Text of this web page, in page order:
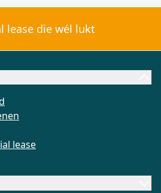
lease die wél lukt
lease